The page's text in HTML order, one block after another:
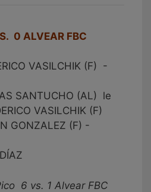
0 ALVEAR FBC
VASILCHIK (F) -
SANTUCHO (AL) le
VASILCHIK (F)
GONZALEZ (F) -
6 vs. 1 Alvear FBC